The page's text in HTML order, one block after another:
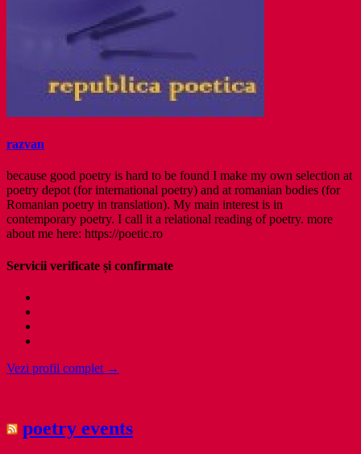
razvan
because good poetry is hard to be found I make my own selection at
poetry depot (for international poetry) and at romanian bodies (for
Romanian poetry in translation). My main interest is in
contemporary poetry. I call it a relational reading of poetry. more
about me here: https://poetic.ro
Servicii verificate și confirmate
Vezi profil complet →
poetry events